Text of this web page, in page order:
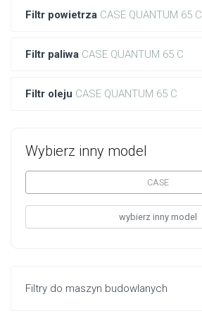
Filtr powietrza CASE QUANTUM 65 C
Filtr paliwa CASE QUANTUM 65 C
Filtr oleju CASE QUANTUM 65 C
Wybierz inny model
CASE
wybierz inny model
Filtry do maszyn budowlanych